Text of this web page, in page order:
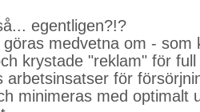
egentligen?!?
medvetna om - som
krystade "reklam" för
arbetsinsatser för
minimeras med optimalt